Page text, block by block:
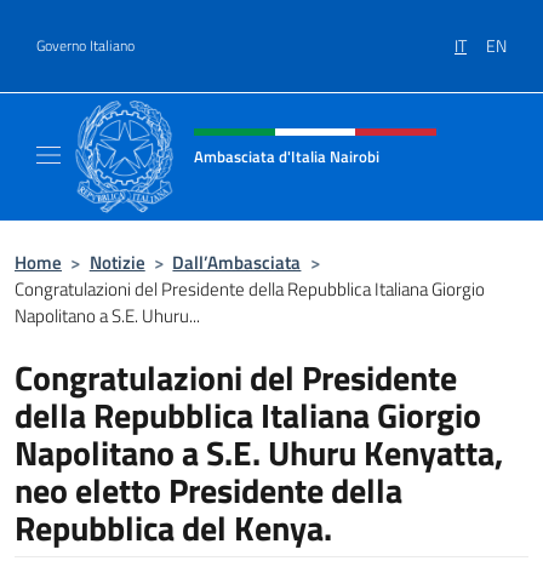
Governo Italiano IT EN
Intestazione sito, social e menù
Ambasciata d'Italia Nairobi
Home > Notizie > Dall’Ambasciata >
Congratulazioni del Presidente della Repubblica Italiana Giorgio
Napolitano a S.E. Uhuru...
Congratulazioni del Presidente
della Repubblica Italiana Giorgio
Napolitano a S.E. Uhuru Kenyatta,
neo eletto Presidente della
Repubblica del Kenya.